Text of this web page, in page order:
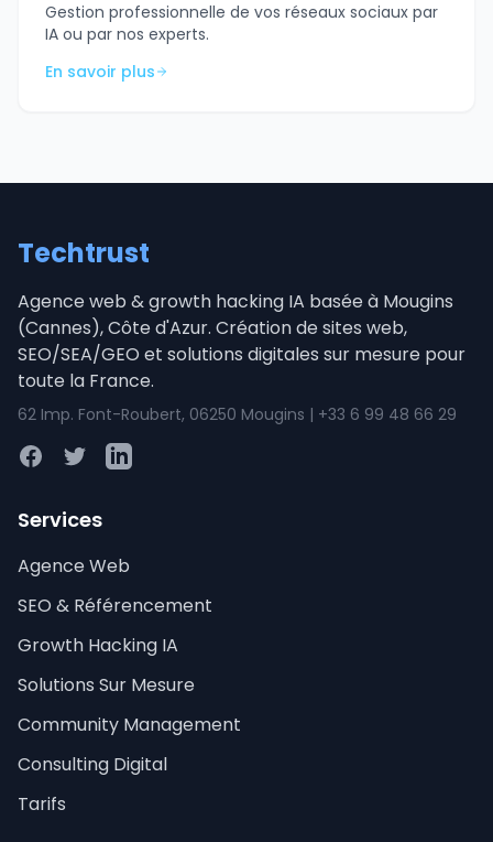
Gestion professionnelle de vos réseaux sociaux par
IA ou par nos experts.
En savoir plus
Techtrust
Agence web & growth hacking IA basée à Mougins
(Cannes), Côte d'Azur. Création de sites web,
SEO/SEA/GEO et solutions digitales sur mesure pour
toute la France.
62 Imp. Font-Roubert, 06250 Mougins | +33 6 99 48 66 29
FacebookTwitterLinkedIn
Services
Agence Web
SEO & Référencement
Growth Hacking IA
Solutions Sur Mesure
Community Management
Consulting Digital
Tarifs